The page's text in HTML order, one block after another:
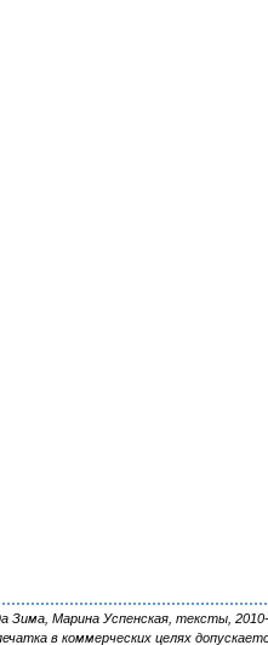
Марина Успенская, тексты,
в коммерческих целях